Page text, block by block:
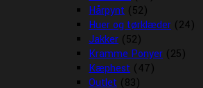
Hårpynt (52)
Huer og tørklæder (24)
Jakker (52)
Kramme Ponyer (25)
Kæphest (47)
Outlet (83)